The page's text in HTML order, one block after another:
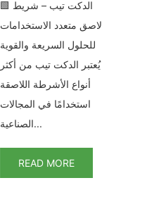
🟩 الدكت تيب – شريط
لاصق متعدد الاستخدامات
للحلول السريعة والقوية
يُعتبر الدكت تيب من أكثر
أنواع الأشرطة اللاصقة
استخدامًا في المجالات
الصناعية...
READ MORE